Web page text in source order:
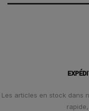
Les articles en stock dans